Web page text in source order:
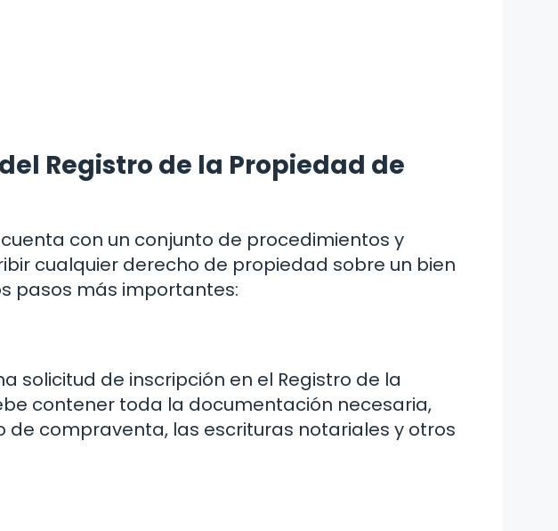
Registro de la Propiedad de
con un conjunto de procedimientos y
cualquier derecho de propiedad sobre un bien
pasos más importantes:
solicitud de inscripción en el Registro de la
contener toda la documentación necesaria,
compraventa, las escrituras notariales y otros